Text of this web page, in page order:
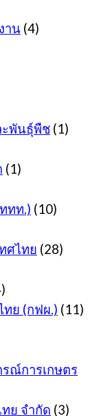
าน (4)
ะพันธุ์พืช (1)
(1)
ทท.) (10)
ศไทย (28)
ทย (กฟผ.) (11)
รณ์การเกษตร
ย จำกัด (3)